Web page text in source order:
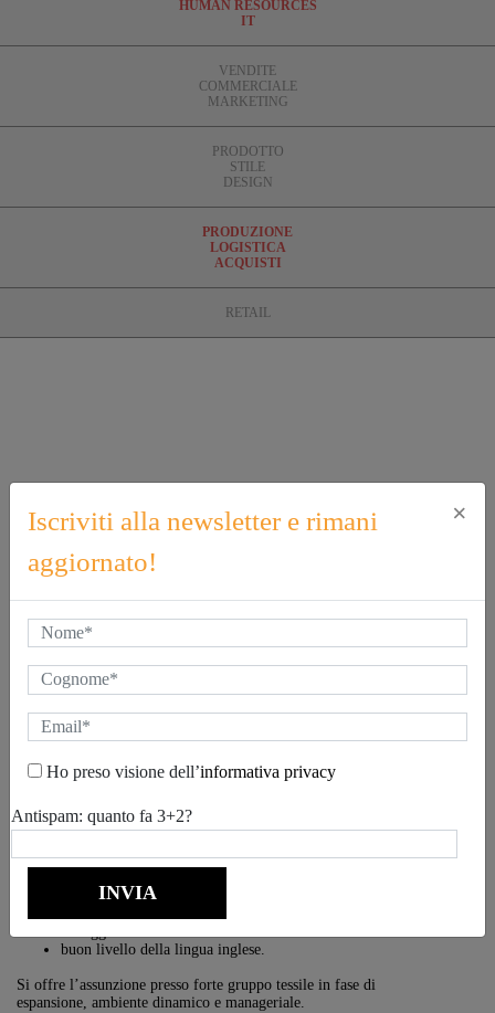
Iscriviti alla newsletter e rimani
aggiornato!
×
Ho preso visione dell’informativa privacy
Antispam: quanto fa 3+2?
HUMAN RESOURCES
IT
PRODOTTO
STILE
DESIGN
PRODUZIONE
LOGISTICA
ACQUISTI
RETAIL
VENDITE
COMMERCIALE
MARKETING
SHARE ON
Un competitivo converter di TESSUTI PER CAMICERIA ha
incaricato Suitex International di selezionare l’OPERATION
operation nazionali ed internazionali, studiando ed implementando i
È richiesta:
esperienza nel ruolo con una forte competenza tecnica nei
visione organizzativa,
buon livello della lingua inglese.
Si offre l’assunzione presso forte gruppo tessile in fase di
espansione, ambiente dinamico e manageriale.